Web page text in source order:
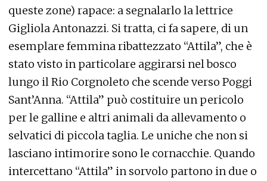
queste zone) rapace: a segnalarlo la lettrice
Gigliola Antonazzi. Si tratta, ci fa sapere, di un
esemplare femmina ribattezzato “Attila”, che è
stato visto in particolare aggirarsi nel bosco
lungo il Rio Corgnoleto che scende verso Poggi
Sant’Anna. “Attila” può costituire un pericolo
per le galline e altri animali da allevamento o
selvatici di piccola taglia. Le uniche che non si
lasciano intimorire sono le cornacchie. Quando
intercettano “Attila” in sorvolo partono in due o